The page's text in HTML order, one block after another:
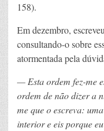
158).
Em dezembro,
consultando-o sobre
atormentada pela
— Esta ordem fez-me
ordem de não dizer a
me que o escreva:
interior e eis porque